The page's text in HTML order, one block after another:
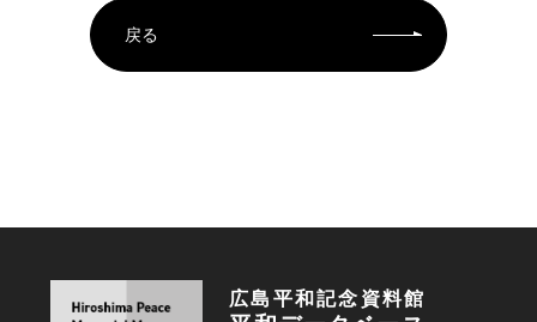
戻る
広島平和記念資料館